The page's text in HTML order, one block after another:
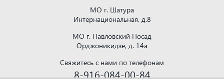
МО г. Шатура
Интернациональная, д.8
МО г. Павловский Посад
Орджоникидзе, д. 14а
Свяжитесь с нами по телефонам
8-916-084-00-84